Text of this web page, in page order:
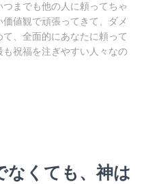
までも他の人に頼ってちゃ
値観で頑張ってきて、ダメ
、全面的にあなたに頼って
祝福を注ぎやすい人々なの
なくても、神は